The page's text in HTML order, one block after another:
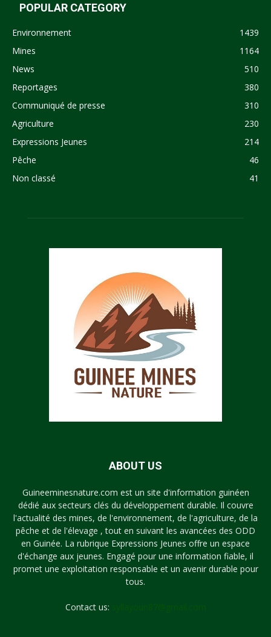
POPULAR CATEGORY
Environnement
1439
Mines
1164
News
510
Reportages
380
Communiqué de presse
310
Agriculture
230
Expressions Jeunes
214
Pêche
46
Non classé
41
ABOUT US
Guineeminesnature.com est un site d'information guinéen
dédié aux secteurs clés du développement durable. Il couvre
l'actualité des mines, de l'environnement, de l'agriculture, de la
pêche et de l'élevage , tout en suivant les avancées des ODD
en Guinée. La rubrique Expressions Jeunes offre un espace
d'échange aux jeunes. Engagé pour une information fiable, il
promet une exploitation responsable et un avenir durable pour
tous.
Contact us: